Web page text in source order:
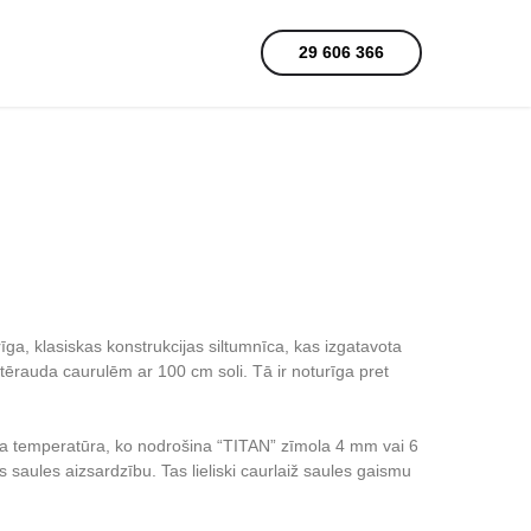
29 606 366
klasiskas konstrukcijas siltumnīca, kas izgatavota
caurulēm ar 100 cm soli. Tā ir noturīga pret
temperatūra, ko nodrošina “TITAN” zīmola 4 mm vai 6
saules aizsardzību. Tas lieliski caurlaiž saules gaismu